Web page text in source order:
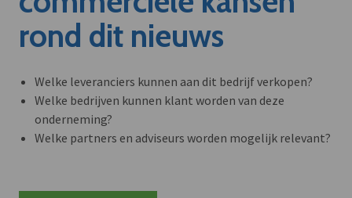
rond dit nieuws
Welke leveranciers kunnen aan dit bedrijf verkopen?
Welke bedrijven kunnen klant worden van deze
onderneming?
Welke partners en adviseurs worden mogelijk relevant?